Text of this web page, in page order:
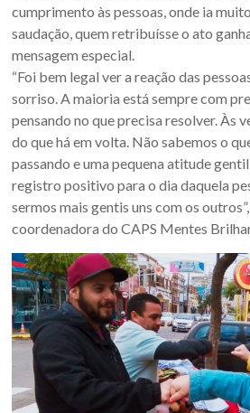
da
Fronteira
Oeste
do
estado
do
Rio
Grande
do
Sul.
cumprimento às pessoas, onde ia
saudação, quem retribuísse o ato
mensagem especial.
“Foi bem legal ver a reação das
sorriso. A maioria está sempre com
pensando no que precisa resolver. Às
do que há em volta. Não sabemos o
passando e uma pequena atitude
registro positivo para o dia daquela
sermos mais gentis uns com os
coordenadora do CAPS Mentes